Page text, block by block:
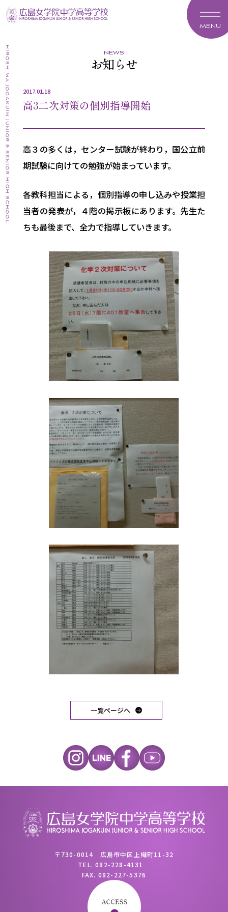
MENU
news
お知らせ
2017.01.18
高3二次対策の個別指導開始
高３の多くは，センター試験が終わり，国公立前
期試験に向けての勉強が始まっています。
各教科担当による，個別指導の申し込みや授業担
当者の発表が，４階の掲示板にあります。先生た
ちも最後まで、全力で指導していきます。
一覧ページへ
〒730-0014 広島市中区上幟町11-32
TEL.082-228-4131
FAX. 082-227-5376